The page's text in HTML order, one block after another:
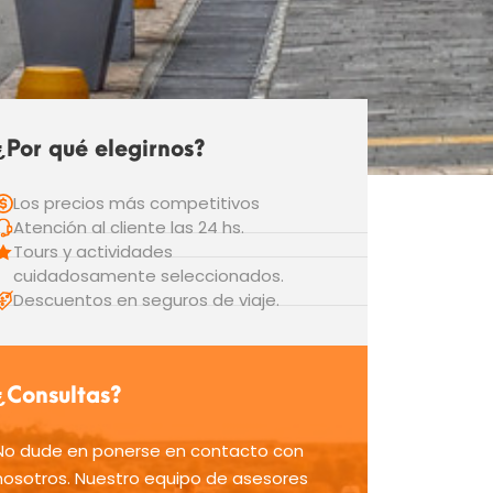
qué elegirnos?
Los precios más competitivos
Atención al cliente las 24 hs.
Tours y actividades
cuidadosamente seleccionados.
Descuentos en seguros de viaje.
dude en ponerse en contacto con
Nuestro equipo de asesores